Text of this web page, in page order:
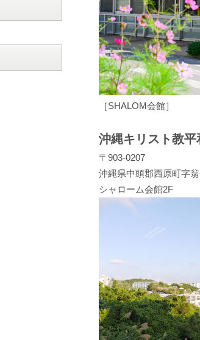
［SHALOM会館］
沖縄キリスト教
〒903-0207
沖縄県中頭郡西原町字
シャローム会館2F